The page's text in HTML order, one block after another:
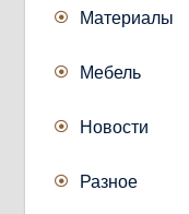
Материалы
Мебель
Новости
Разное